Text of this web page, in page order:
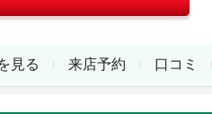
見る 来店予約 口コミ